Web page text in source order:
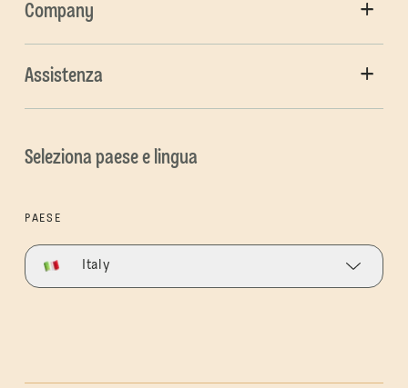
Company
Assistenza
Seleziona paese e lingua
PAESE
Italy